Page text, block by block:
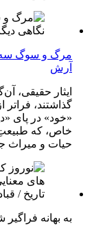
مرگ و سوگ سه
آرش
ایثار حقیقی،
گذاشتند،
«خود» در پای
خاص، که طبیعتِ
حیات و میراث
به بهانه